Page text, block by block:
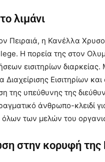
λιμάνι
Πειραιά, η Κανέλλα
Η πορεία της στον
εισιτηρίων
Εισιτηρίων
της υπεύθυνης της
άνθρωπο-κλειδί
όλων των μελών του
στην κορυφή